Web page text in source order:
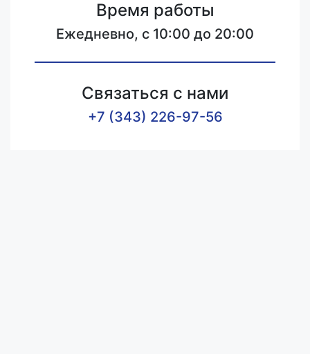
Время работы
Ежедневно, с 10:00 до 20:00
Связаться с нами
+7 (343) 226-97-56